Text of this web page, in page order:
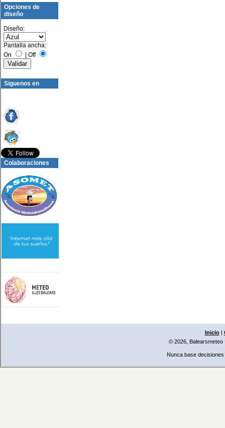
Opciones de
diseño
Diseño:
Pantalla ancha:
On
| Off
Siguenos en
Colaboraciones
Inicio|
© 2026, Balearsmeteo
Nunca base